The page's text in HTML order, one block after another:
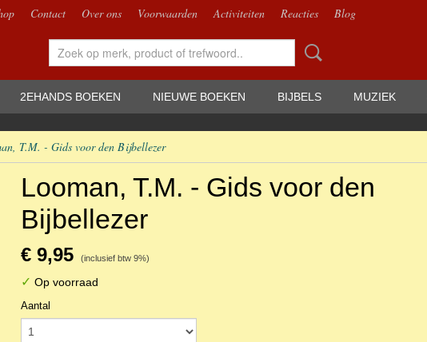
Contact Over ons Voorwaarden Activiteiten Reacties Blog
2EHANDS BOEKEN NIEUWE BOEKEN BIJBELS MUZIEK
T.M. - Gids voor den Bijbellezer
Looman, T.M. - Gids voor den
Bijbellezer
€ 9,95 (inclusief btw 9%)
✓ Op voorraad
Aantal